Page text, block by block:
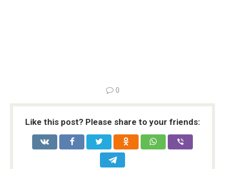
0
Like this post? Please share to your friends: